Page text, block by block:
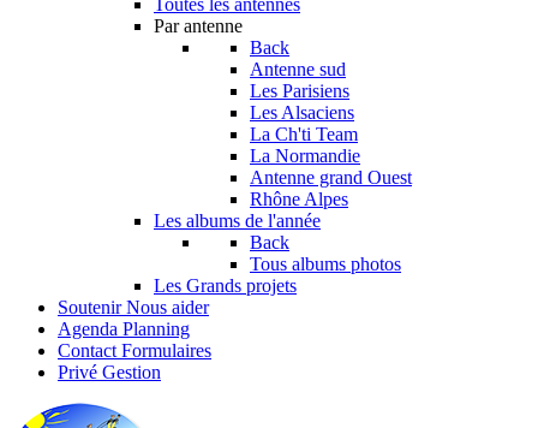
Toutes les antennes
Par antenne
Back
Antenne sud
Les Parisiens
Les Alsaciens
La Ch'ti Team
La Normandie
Antenne grand Ouest
Rhône Alpes
Les albums de l'année
Back
Tous albums photos
Les Grands projets
Soutenir Nous aider
Agenda Planning
Contact Formulaires
Privé Gestion